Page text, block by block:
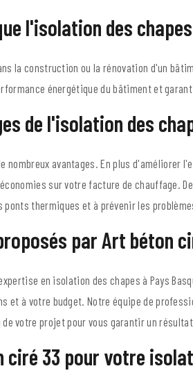
l'isolation des
la construction ou la rénovation d'un
énergétique du bâtiment et
de l'isolation des
nombreux avantages. En plus d'améliorer
sur votre facture de chauffage.
ponts thermiques et à prévenir les
par Art béton
en isolation des chapes à Pays
et à votre budget. Notre équipe de
de votre projet pour vous garantir un
33 pour votre